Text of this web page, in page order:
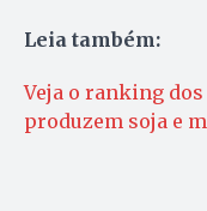
Leia também:
Veja o ranking
produzem soja e